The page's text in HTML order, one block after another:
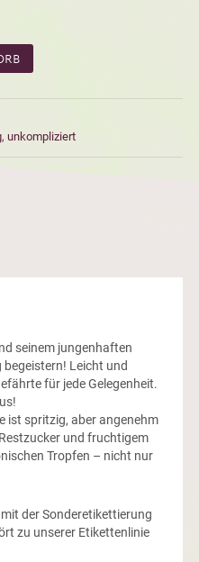
, unkompliziert
seinem jungenhaften
begeistern! Leicht und
für jede Gelegenheit.
ist spritzig, aber angenehm
und fruchtigem
Tropfen – nicht nur
der Sonderetikettierung
zu unserer Etikettenlinie